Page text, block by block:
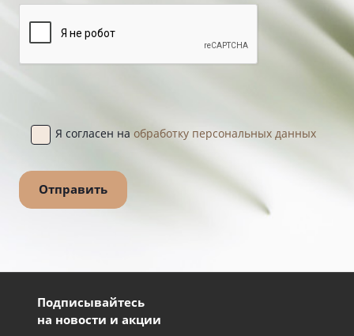
Я согласен на обработку персональных данных
Подписывайтесь
на новости и акции